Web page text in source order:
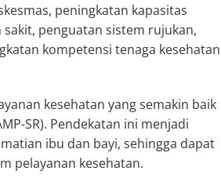
peningkatan kapasitas
penguatan sistem rujukan,
kompetensi tenaga kesehatan
kesehatan yang semakin baik
SR). Pendekatan ini menjadi
ibu dan bayi, sehingga dapat
pelayanan kesehatan.